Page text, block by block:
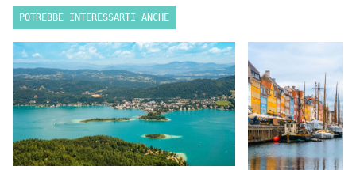
POTREBBE INTERESSARTI ANCHE